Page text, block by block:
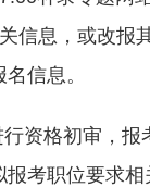
信息，或改报
信息。
资格初审，
考职位要求